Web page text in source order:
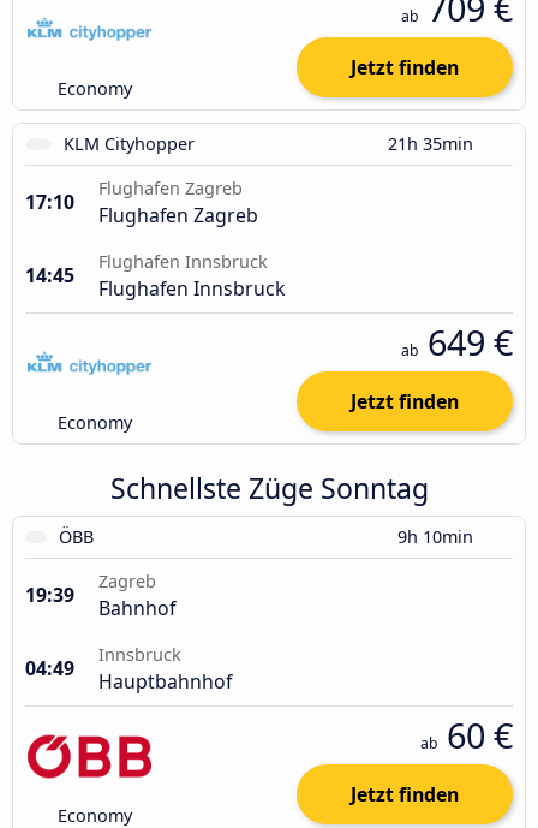
Economy
ab
Jetzt finden
KLM Cityhopper 21h 35min
17:10
Flughafen Zagreb
Flughafen Zagreb
14:45
Flughafen Innsbruck
Flughafen Innsbruck
Economy
ab 649 €
Jetzt finden
Schnellste Züge Sonntag
ÖBB 9h 10min
19:39
Zagreb
Bahnhof
04:49
Innsbruck
Hauptbahnhof
Economy
ab 60 €
Jetzt finden